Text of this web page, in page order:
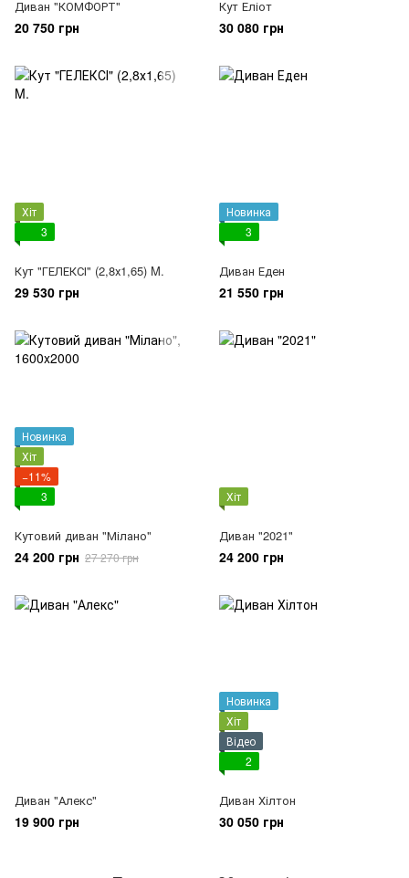
Диван "КОМФОРТ"
20 750 грн
Кут Еліот
30 080 грн
Хіт
3
Кут "ГЕЛЕКСІ" (2,8х1,65) M.
29 530 грн
Новинка
3
Диван Еден
21 550 грн
Новинка
Хіт
−11%
3
Кутовий диван "Мілано"
24 200 грн 27 270 грн
Хіт
Диван "2021"
24 200 грн
Диван "Алекс"
19 900 грн
Новинка
Хіт
Відео
2
Диван Хілтон
30 050 грн